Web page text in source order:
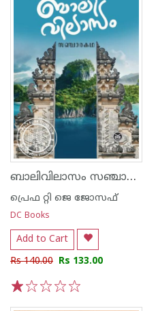
ബാലിവിലാസം സഞ്ചാരകഥ
പ്രെഫ റ്റി ജെ ജോസഫ്
DC Books
Add to Cart
Rs 140.00 Rs 133.00